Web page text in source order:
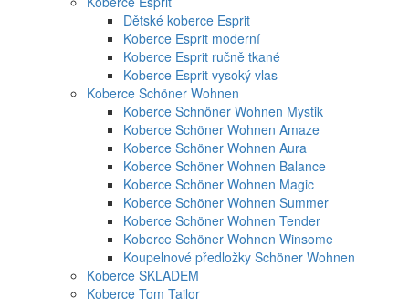
Dětské koberce Esprit
Koberce Esprit moderní
Koberce Esprit ručně tkané
Koberce Esprit vysoký vlas
Koberce Schöner Wohnen
Koberce Schnöner Wohnen Mystik
Koberce Schöner Wohnen Amaze
Koberce Schöner Wohnen Aura
Koberce Schöner Wohnen Balance
Koberce Schöner Wohnen Magic
Koberce Schöner Wohnen Summer
Koberce Schöner Wohnen Tender
Koberce Schöner Wohnen Winsome
Koupelnové předložky Schöner Wohnen
Koberce SKLADEM
Koberce Tom Tailor